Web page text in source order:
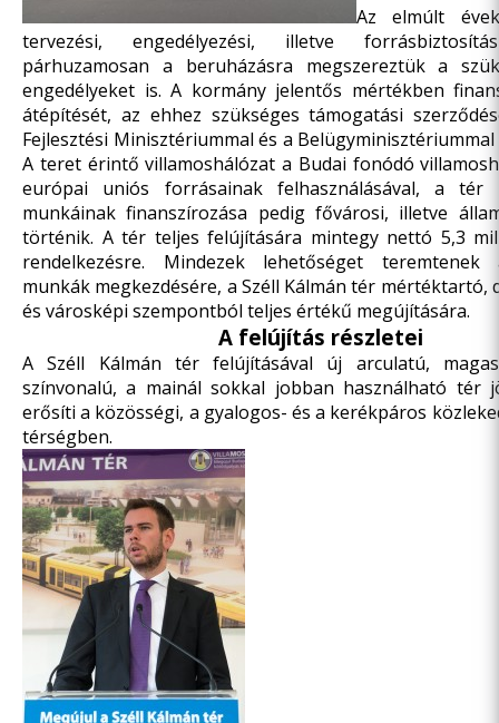
Az elmúlt
tervezési, engedélyezési, illetve
párhuzamosan a beruházásra megszereztük a
engedélyeket is. A kormány jelentős mértékben
átépítését, az ehhez szükséges támogatási
Fejlesztési Minisztériummal és a
A teret érintő villamoshálózat a Budai fonódó
európai uniós forrásainak felhasználásával, a tér
munkáinak finanszírozása pedig fővárosi, illetve
történik. A tér teljes felújítására mintegy nettó 5,3
rendelkezésre. Mindezek lehetőséget teremtenek
munkák megkezdésére, a Széll Kálmán tér mértéktartó,
és városképi szempontból teljes értékű megújítására.
A felújítás részletei
A Széll Kálmán tér felújításával új arculatú,
színvonalú, a mainál sokkal jobban használható tér
erősíti a közösségi, a gyalogos- és a kerékpáros
térségben.